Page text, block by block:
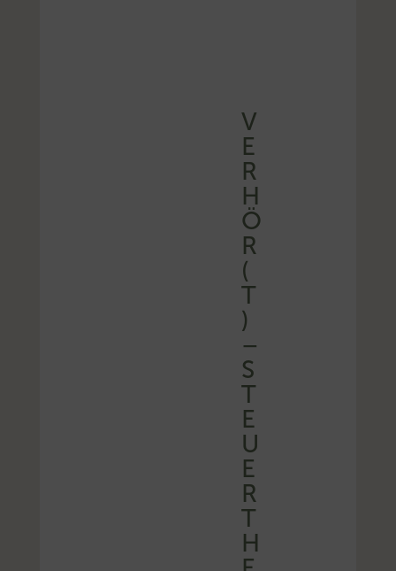
V
E
R
H
Ö
R
(
T
)
–
S
T
E
U
E
R
T
H